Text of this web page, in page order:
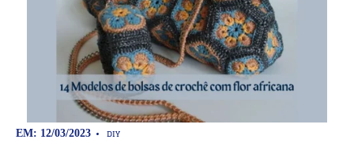
EM: 12/03/2023 DIY